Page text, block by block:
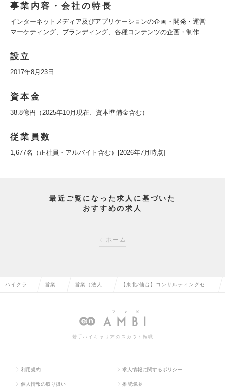
事業内容・会社の特長
インターネットメディア及びアプリケーションの企画・開発・運営
マーケティング、ブランディング、各種コンテンツの企画・制作
設立
2017年8月23日
資本金
38.8億円（2025年10月現在、資本準備金含む）
従業員数
1,677名（正社員・アルバイト含む）[2026年7月時点]
最近ご覧になった求人に基づいた
おすすめの求人
ホーム
ハイクラス 営業系 営業（法人向 【東北/仙台】コンサルティングセー
若手ハイキャリアのスカウト転職
利用規約 求人情報に関するポリシー
個人情報の取り扱い 推奨環境